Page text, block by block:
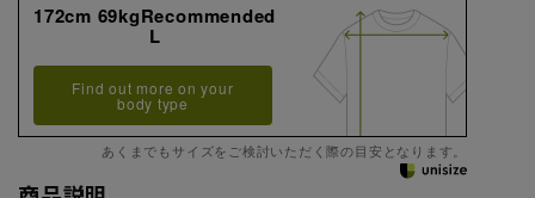
172cm 69kgRecommended
L
Find out more on your
body type
あくまでもサイズをご検討いただく際の目安となります。